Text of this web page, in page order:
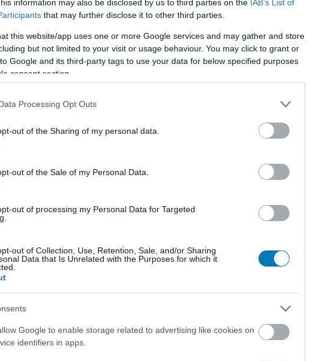
information may also be disclosed by us to third parties on the IAB’s List of
that may further disclose it to other third parties.
this website/app uses one or more Google services and may gather and store
but not limited to your visit or usage behaviour. You may click to grant or
Google and its third-party tags to use your data for below specified purposes
consent section.
Processing Opt Outs
out of the Sharing of my personal data.
out of the Sale of my Personal Data.
out of processing my Personal Data for Targeted
out of Collection, Use, Retention, Sale, and/or Sharing
Data that Is Unrelated with the Purposes for which it
Google to enable storage related to advertising like cookies on
identifiers in apps.
nehezebb New Game+ mód is rendelkezésre
is érdemes lehet tenniük vele egy próbát, akik
PCW HÍREK